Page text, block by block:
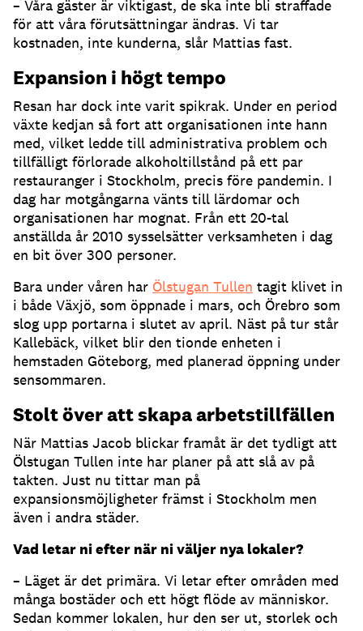
– Våra gäster är viktigast, de ska inte bli straffade
för att våra förutsättningar ändras. Vi tar
kostnaden, inte kunderna, slår Mattias fast.
Expansion i högt tempo
Resan har dock inte varit spikrak. Under en period
växte kedjan så fort att organisationen inte hann
med, vilket ledde till administrativa problem och
tillfälligt förlorade alkoholtillstånd på ett par
restauranger i Stockholm, precis före pandemin. I
dag har motgångarna vänts till lärdomar och
organisationen har mognat. Från ett 20-tal
anställda år 2010 sysselsätter verksamheten i dag
en bit över 300 personer.
Bara under våren har Ölstugan Tullen tagit klivet in
i både Växjö, som öppnade i mars, och Örebro som
slog upp portarna i slutet av april. Näst på tur står
Kallebäck, vilket blir den tionde enheten i
hemstaden Göteborg, med planerad öppning under
sensommaren.
Stolt över att skapa arbetstillfällen
När Mattias Jacob blickar framåt är det tydligt att
Ölstugan Tullen inte har planer på att slå av på
takten. Just nu tittar man på
expansionsmöjligheter främst i Stockholm men
även i andra städer.
Vad letar ni efter när ni väljer nya lokaler?
– Läget är det primära. Vi letar efter områden med
många bostäder och ett högt flöde av människor.
Sedan kommer lokalen, hur den ser ut, storlek och